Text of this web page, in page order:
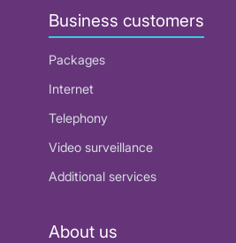
Business customers
Packages
Internet
Telephony
Video surveillance
Additional services
About us